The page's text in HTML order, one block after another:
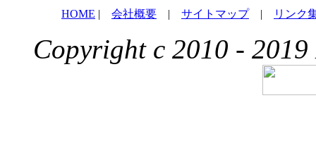
HOME | 会社概要 | サイトマップ| リンク
Copyright c 2010 - 2019